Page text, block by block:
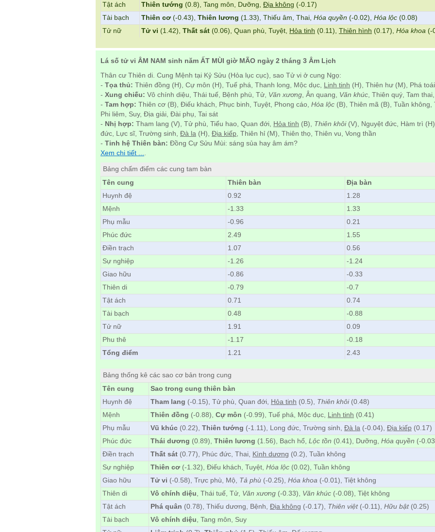
Tật ách
Thiên tướng (0.8), Tang môn, Dưỡng, Địa không (-0.17)
Tài bạch
Thiên cơ (-0.43), Thiên lương (1.33), Thiếu âm, Thai, Hóa quyền (-0.02), Hóa lộc (0.08)
Tử nữ
Tử vi (1.42), Thất sát (0.06), Quan phù, Tuyệt, Hỏa tinh (0.11), Thiên hình (0.17), Hóa khoa (-
Lá số tử vi ÂM NAM sinh năm ẤT MÙI giờ MÃO ngày 2 tháng 3 Âm Lịch
Thân cư Thiên di. Cung Mệnh tại Kỷ Sửu (Hỏa lục cục), sao Tử vi ở cung Ngọ:
- Tọa thủ: Thiên đồng (H), Cự môn (H), Tuế phá, Thanh long, Mộc dục, Linh tinh (H), Thiên hư (M), Phá
- Xung chiếu: Vô chính diệu, Thái tuế, Bệnh phù, Tử, Văn xương , Ân quang, Văn khúc , Thiên quý, Tam
- Tam hợp: Thiên cơ (B), Điếu khách, Phục binh, Tuyệt, Phong cáo, Hóa lộc (B), Thiên mã (B), Tuần
Phi liêm, Suy, Địa giải, Đài phụ, Tai sát
- Nhị hợp: Tham lang (V), Tử phù, Tiểu hao, Quan đới, Hỏa tinh (B), Thiên khôi(V), Nguyệt đức, Hàm trì
đức, Lực sĩ, Trường sinh, Đà la (H), Địa kiếp , Thiên hỉ (M), Thiên thọ, Thiên vu, Vong thần
- Tinh hệ Thiên bàn: Đồng Cự Sửu Mùi: sáng sủa hay âm ám?
Xem chi tiết ...
Bảng chấm điểm các cung tam bàn
Tên cung
Thiên bàn
Địa bàn
Huynh đệ
0.92
1.28
Mệnh
-1.33
1.33
Phụ mẫu
-0.96
0.21
Phúc đức
2.49
1.55
Điền trạch
1.07
0.56
Sự nghiệp
-1.26
-1.24
Giao hữu
-0.86
-0.33
Thiên di
-0.79
-0.7
Tật ách
0.71
0.74
Tài bạch
0.48
-0.88
Tử nữ
1.91
0.09
Phu thê
-1.17
-0.18
Tổng điểm
1.21 2.43
Bảng thống kê các sao cơ bản trong cung
Tên cung
Sao trong cung thiên bàn
Huynh đệ
Tham lang (-0.15), Tử phù, Quan đới, Hỏa tinh (0.5), Thiên khôi(0.48)
Mệnh
Thiên đồng (-0.88), Cự môn (-0.99), Tuế phá, Mộc dục, Linh tinh (0.41)
Phụ mẫu
Vũ khúc (0.22), Thiên tướng (-1.11), Long đức, Trường sinh, Đà la (-0.04), Địa kiếp (0.17)
Phúc đức
Thái dương (0.89), Thiên lương (1.56), Bạch hổ, Lộc tồn (0.41), Dưỡng, Hóa quyền (-
Điền trạch
Thất sát (0.77), Phúc đức, Thai, Kình dương (0.2), Tuần không
Sự nghiệp
Thiên cơ (-1.32), Điếu khách, Tuyệt, Hóa lộc (0.02), Tuần không
Giao hữu
Tử vi (-0.58), Trực phù, Mộ, Tả phù (-0.25), Hóa khoa (-0.01), Tiệt không
Thiên di
Vô chính diệu, Thái tuế, Tử, Văn xương (-0.33), Văn khúc (-0.08), Tiệt không
Tật ách
Phá quân (0.78), Thiếu dương, Bệnh, Địa không (-0.17), Thiên việt(-0.11), Hữu bật(0.25)
Tài bạch
Vô chính diệu, Tang môn, Suy